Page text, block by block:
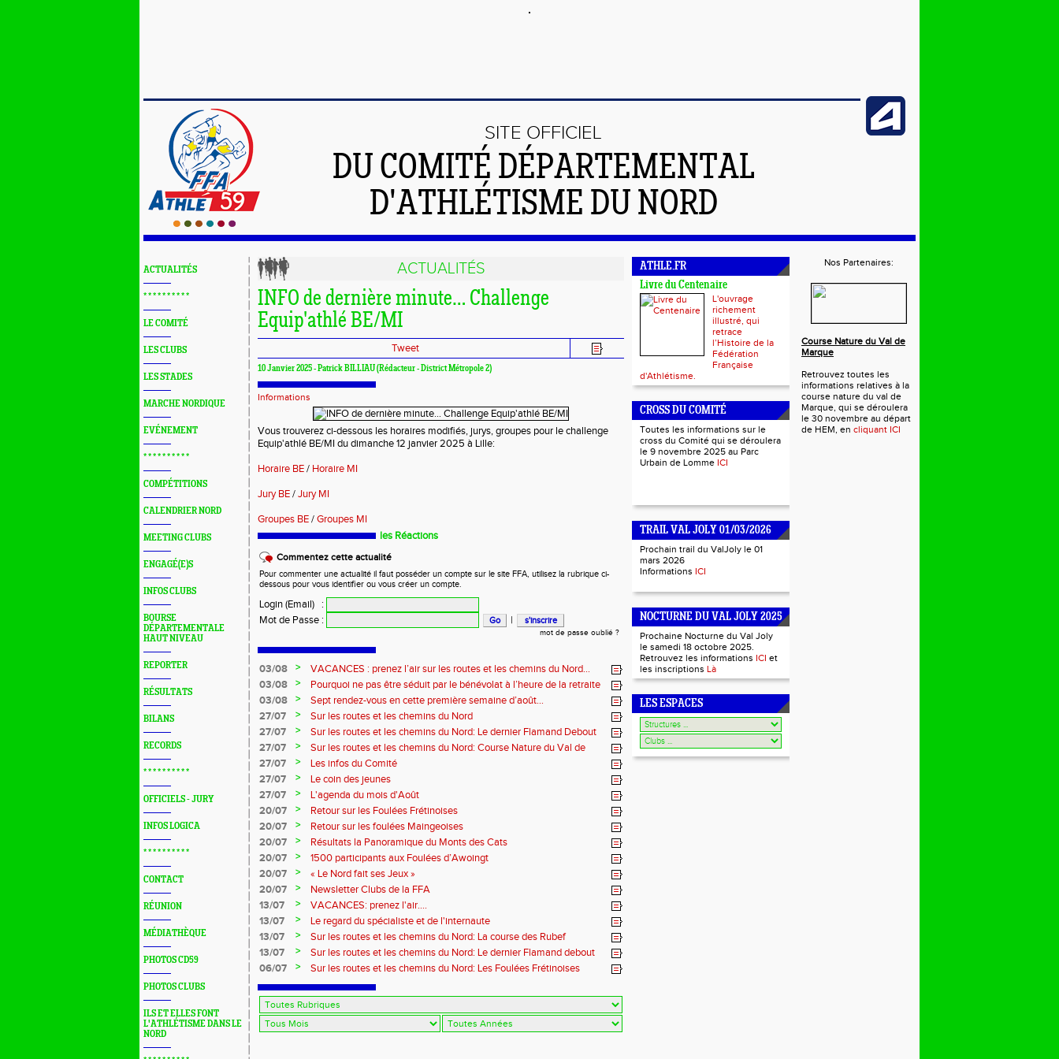
SITE OFFICIEL
DU COMITÉ DÉPARTEMENTAL
D'ATHLÉTISME DU NORD
ACTUALITÉS
* * * * * * * * * *
LE COMITÉ
LES CLUBS
LES STADES
MARCHE NORDIQUE
EVÉNEMENT
* * * * * * * * * *
COMPÉTITIONS
CALENDRIER NORD
MEETING CLUBS
ENGAGÉ(E)S
INFOS CLUBS
BOURSE
DÉPARTEMENTALE
HAUT NIVEAU
REPORTER
RÉSULTATS
BILANS
RECORDS
* * * * * * * * * *
OFFICIELS - JURY
INFOS LOGICA
* * * * * * * * * *
CONTACT
RÉUNION
MÉDIATHÈQUE
PHOTOS CD59
PHOTOS CLUBS
ILS ET ELLES FONT
L'ATHLÉTISME DANS LE
NORD
ACTUALITÉS
INFO de dernière minute… Challenge
Equip'athlé BE/MI
Tweet
10 Janvier 2025 - Patrick BILLIAU (Rédacteur - District Métropole 2)
Informations
Vous trouverez ci-dessous les horaires modifiés, jurys, groupes pour le challenge
Equip'athlé BE/MI du dimanche 12 janvier 2025 à Lille:
Horaire BE/ Horaire MI
Jury BE/Jury MI
Groupes BE/Groupes MI
les Réactions
Commentez cette actualité
Pour commenter une actualité il faut posséder un compte sur le site FFA, utilisez la rubrique ci-
dessous pour vous identifier ou vous créer un compte.
Login (Email)
:
Mot de Passe : |
mot de passe oublié ?
03/08 >
VACANCES : prenez l’air sur les routes et les chemins du Nord…
03/08
>
Pourquoi ne pas être séduit par le bénévolat à l’heure de la retraite
?...
03/08 >
Sept rendez-vous en cette première semaine d’août…
27/07
>
Sur les routes et les chemins du Nord
27/07
>
Sur les routes et les chemins du Nord: Le dernier Flamand Debout
27/07
>
Sur les routes et les chemins du Nord: Course Nature du Val de
Marque
27/07 >
Les infos du Comité
27/07
>
Le coin des jeunes
27/07
>
L'agenda du mois d'Août
20/07
>
Retour sur les Foulées Frétinoises
20/07
>
Retour sur les foulées Maingeoises
20/07
>
Résultats la Panoramique du Monts des Cats
20/07
>
1500 participants aux Foulées d’Awoingt
20/07
>
« Le Nord fait ses Jeux »
20/07
>
Newsletter Clubs de la FFA
13/07
>
VACANCES: prenez l'air....
13/07
>
Le regard du spécialiste et de l'internaute
13/07
>
Sur les routes et les chemins du Nord: La course des Rubef
13/07
>
Sur les routes et les chemins du Nord: Le dernier Flamand debout
06/07
> Sur les routes et les chemins du Nord: Les Foulées Frétinoises
ATHLE.FR
Livre du Centenaire
L'ouvrage
richement
illustré, qui
retrace
l’Histoire de la
Fédération
Française
d'Athlétisme.
CROSS DU COMITÉ
Toutes les informations sur le
cross du Comité qui se déroulera
le 9 novembre 2025 au Parc
Urbain de Lomme ICI
TRAIL VAL JOLY 01/03/2026
Prochain trail du ValJoly le 01
mars 2026
Informations ICI
NOCTURNE DU VAL JOLY 2025
Prochaine Nocturne du Val Joly
le samedi 18 octobre 2025.
Retrouvez les informations ICI et
les inscriptions Là
LES ESPACES
Nos Partenaires:
Course Nature du Val de
Marque
Retrouvez toutes les
informations relatives à la
course nature du val de
Marque, qui se déroulera
le 30 novembre au départ
de HEM, en cliquant ICI